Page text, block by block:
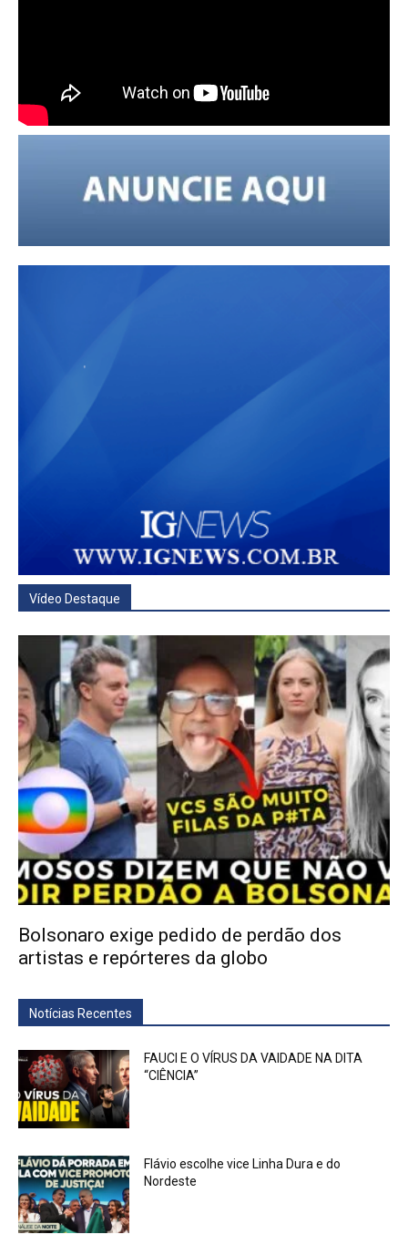
Vídeo Destaque
Bolsonaro exige pedido de perdão dos
artistas e repórteres da globo
Notícias Recentes
FAUCI E O VÍRUS DA VAIDADE NA DITA
“CIÊNCIA”
Flávio escolhe vice Linha Dura e do
Nordeste